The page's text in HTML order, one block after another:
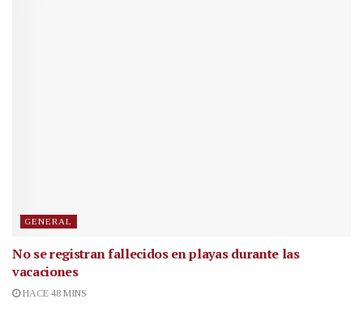
GENERAL
No se registran fallecidos en playas durante las
vacaciones
HACE 48 MINS